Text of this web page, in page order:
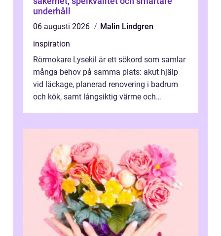
underhåll
06 augusti 2026
Malin Lindgren
inspiration
Rörmokare Lysekil är ett sökord som samlar
många behov på samma plats: akut hjälp
vid läckage, planerad renovering i badrum
och kök, samt långsiktig värme och